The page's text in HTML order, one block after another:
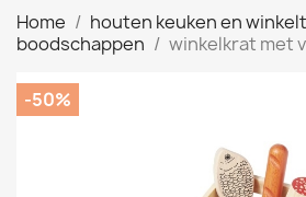
Home houten keuken en
boodschappen
winkelkrat met
-50%